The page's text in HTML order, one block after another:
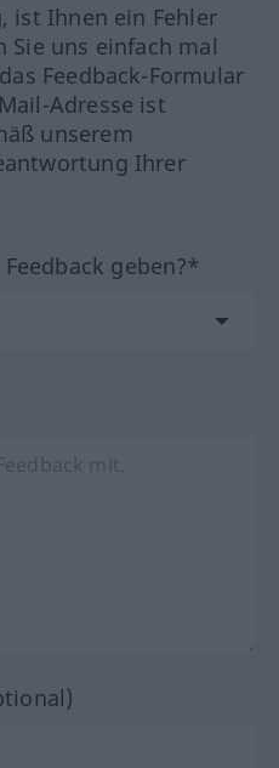
ist Ihnen ein Fehler
Sie uns einfach mal
Feedback-Formular
Adresse ist
unserem
Ihrer
geben?*